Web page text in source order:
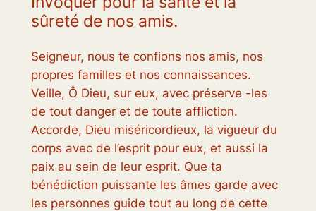
sûreté de nos amis.
Seigneur, nous te confions nos amis, nos
propres familles et nos connaissances.
Veille, Ô Dieu, sur eux, avec préserve -les
de tout danger et de toute affliction.
Accorde, Dieu miséricordieux, la vigueur du
corps avec de l’esprit pour eux, et aussi la
paix au sein de leur esprit. Que ta
bénédiction puissante les âmes garde avec
les personnes guide tout au long de cette